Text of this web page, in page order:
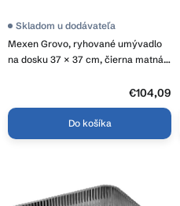
o
v
Mexen Grovo, ryhované umývadlo
na dosku 37 × 37 cm, čierna matná,
Skladom u dodávateľa
€104,09
Do košíka